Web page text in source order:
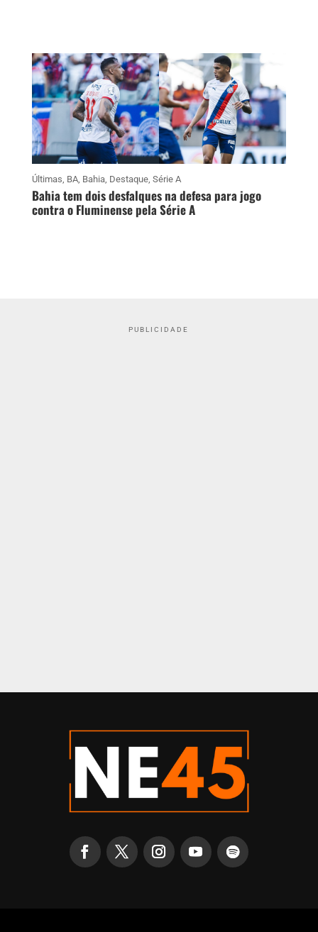
Últimas, BA, Bahia, Destaque, Série A
Bahia tem dois desfalques na defesa para jogo
contra o Fluminense pela Série A
PUBLICIDADE